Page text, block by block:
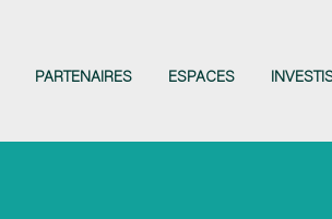
PARTENAIRES ESPACES